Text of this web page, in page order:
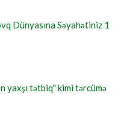
Dünyasına Səyahətiniz 1
yaxşı tətbiq" kimi tərcümə